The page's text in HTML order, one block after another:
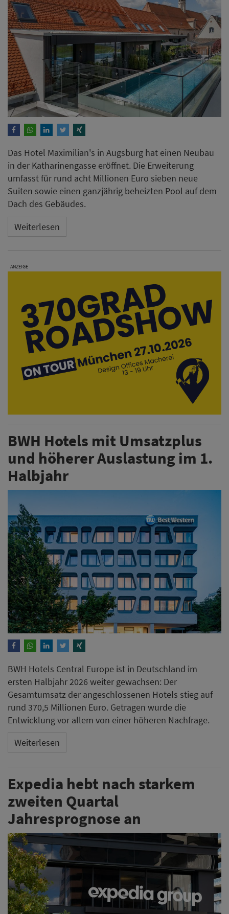
Das Hotel Maximilian's in Augsburg hat einen Neubau
in der Katharinengasse eröffnet. Die Erweiterung
umfasst für rund acht Millionen Euro sieben neue
Suiten sowie einen ganzjährig beheizten Pool auf dem
Dach des Gebäudes.
Weiterlesen
ANZEIGE
BWH Hotels mit Umsatzplus
und höherer Auslastung im 1.
Halbjahr
BWH Hotels Central Europe ist in Deutschland im
ersten Halbjahr 2026 weiter gewachsen: Der
Gesamtumsatz der angeschlossenen Hotels stieg auf
rund 370,5 Millionen Euro. Getragen wurde die
Entwicklung vor allem von einer höheren Nachfrage.
Weiterlesen
Expedia hebt nach starkem
zweiten Quartal
Jahresprognose an